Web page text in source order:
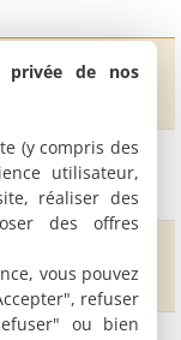
privée de nos
(y compris des
utilisateur,
réaliser des
des offres
vous pouvez
refuser
ou bien